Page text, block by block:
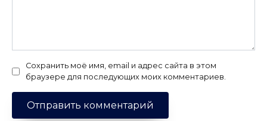
Сохранить моё имя, email и адрес сайта в этом
браузере для последующих моих комментариев.